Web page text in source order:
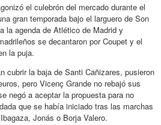
el culebrón del mercado durante el
gran temporada bajo el larguero de Son
la agenda de Atlético de Madrid y
se decantaron por Coupet y el
la puja.
cubrir la baja de Santi Cañizares, pusieron
pero Vicenç Grande no rebajó sus
negó a aceptar la propuesta para no
que se había iniciado tras las marchas
Jonás o Borja Valero.